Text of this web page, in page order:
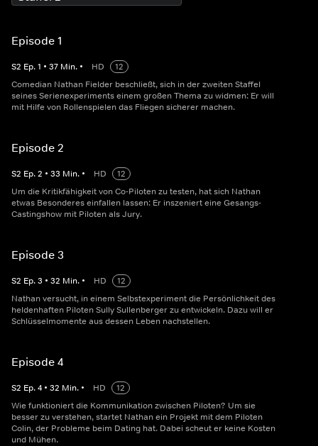
Episode 1
S2 Ep.1 • 37 Min. • HD
12
Comedian Nathan Fielder beschließt, sich in der zweiten Staffel
seines Serienexperiments einem großen Thema zu widmen: Er will
mit Hilfe von Rollenspielen das Fliegen sicherer machen.
Episode 2
S2 Ep.2 • 33 Min. • HD
12
Um die Kritikfähigkeit von Co-Piloten zu testen, hat sich Nathan
etwas Besonderes einfallen lassen: Er inszeniert eine Gesangs-
Castingshow mit Piloten als Jury.
Episode 3
S2 Ep.3 • 32 Min. • HD
12
Nathan versucht, in einem Selbstexperiment die Persönlichkeit des
heldenhaften Piloten Sully Sullenberger zu entwickeln. Dazu will er
Schlüsselmomente aus dessen Leben nachstellen.
Episode 4
S2 Ep.4 • 32 Min. • HD
12
Wie funktioniert die Kommunikation zwischen Piloten? Um sie
besser zu verstehen, startet Nathan ein Projekt mit dem Piloten
Colin, der Probleme beim Dating hat. Dabei scheut er keine Kosten
und Mühen.